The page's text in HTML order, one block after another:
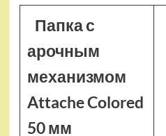
Папка с
арочным
механизмом
Attache Colored
50 мм